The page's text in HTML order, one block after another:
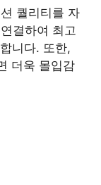
퀄리티를 자
결하여 최고
니다. 또한,
더욱 몰입감